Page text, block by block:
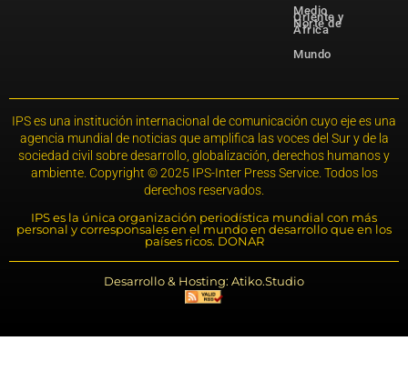
Medio
Oriente y
Norte de
África
Mundo
IPS es una institución internacional de comunicación cuyo eje es una
agencia mundial de noticias que amplifica las voces del Sur y de la
sociedad civil sobre desarrollo, globalización, derechos humanos y
ambiente. Copyright © 2025 IPS-Inter Press Service. Todos los
derechos reservados.
IPS es la única organización periodística mundial con más
personal y corresponsales en el mundo en desarrollo que en los
países ricos. DONAR
Desarrollo & Hosting: Atiko.Studio